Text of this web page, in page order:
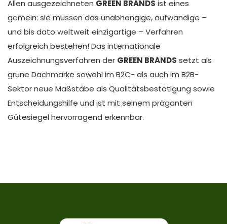
Allen ausgezeichneten GREEN BRANDS ist eines
gemein: sie müssen das unabhängige, aufwändige –
und bis dato weltweit einzigartige – Verfahren
erfolgreich bestehen! Das internationale
Auszeichnungsverfahren der GREEN BRANDS setzt als
grüne Dachmarke sowohl im B2C- als auch im B2B-
Sektor neue Maßstäbe als Qualitätsbestätigung sowie
Entscheidungshilfe und ist mit seinem präganten
Gütesiegel hervorragend erkennbar.